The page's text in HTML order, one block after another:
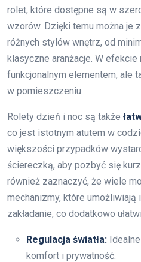
rolet, które dostępne są w
wzorów. Dzięki temu można je
różnych stylów wnętrz, od
klasyczne aranżacje. W
funkcjonalnym elementem, ale
w pomieszczeniu.
Rolety dzień i noc są także
co jest istotnym atutem w
większości przypadków
ściereczką, aby pozbyć się
również zaznaczyć, że wiele
mechanizmy, które umożliwiają
zakładanie, co dodatkowo
Regulacja światła:
komfort i prywatność.